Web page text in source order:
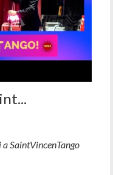
SaintVincenTango